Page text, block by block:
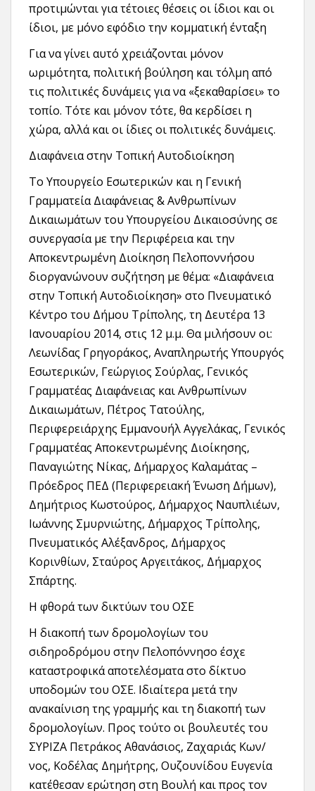
προτιμώνται για τέτοιες θέσεις οι ίδιοι και οι
ίδιοι, με μόνο εφόδιο την κομματική ένταξη
Για να γίνει αυτό χρειάζονται μόνον
ωριμότητα, πολιτική βούληση και τόλμη από
τις πολιτικές δυνάμεις για να «ξεκαθαρίσει» το
τοπίο. Τότε και μόνον τότε, θα κερδίσει η
χώρα, αλλά και οι ίδιες οι πολιτικές δυνάμεις.
Διαφάνεια στην Τοπική Αυτοδιοίκηση
Το Υπουργείο Εσωτερικών και η Γενική
Γραμματεία Διαφάνειας & Ανθρωπίνων
Δικαιωμάτων του Υπουργείου Δικαιοσύνης σε
συνεργασία με την Περιφέρεια και την
Αποκεντρωμένη Διοίκηση Πελοποννήσου
διοργανώνουν συζήτηση με θέμα: «Διαφάνεια
στην Τοπική Αυτοδιοίκηση» στο Πνευματικό
Κέντρο του Δήμου Τρίπολης, τη Δευτέρα 13
Ιανουαρίου 2014, στις 12 μ.μ. Θα μιλήσουν οι:
Λεωνίδας Γρηγοράκος, Αναπληρωτής Υπουργός
Εσωτερικών, Γεώργιος Σούρλας, Γενικός
Γραμματέας Διαφάνειας και Ανθρωπίνων
Δικαιωμάτων, Πέτρος Τατούλης,
Περιφερειάρχης Εμμανουήλ Αγγελάκας, Γενικός
Γραμματέας Αποκεντρωμένης Διοίκησης,
Παναγιώτης Νίκας, Δήμαρχος Καλαμάτας –
Πρόεδρος ΠΕΔ (Περιφερειακή Ένωση Δήμων),
Δημήτριος Κωστούρος, Δήμαρχος Ναυπλιέων,
Ιωάννης Σμυρνιώτης, Δήμαρχος Τρίπολης,
Πνευματικός Αλέξανδρος, Δήμαρχος
Κορινθίων, Σταύρος Αργειτάκος, Δήμαρχος
Σπάρτης.
Η φθορά των δικτύων του ΟΣΕ
Η διακοπή των δρομολογίων του
σιδηροδρόμου στην Πελοπόννησο έσχε
καταστροφικά αποτελέσματα στο δίκτυο
υποδομών του ΟΣΕ. Ιδιαίτερα μετά την
ανακαίνιση της γραμμής και τη διακοπή των
δρομολογίων. Προς τούτο οι βουλευτές του
ΣΥΡΙΖΑ Πετράκος Αθανάσιος, Ζαχαριάς Κων/
νος, Κοδέλας Δημήτρης, Ουζουνίδου Ευγενία
κατέθεσαν ερώτηση στη Βουλή και προς τον